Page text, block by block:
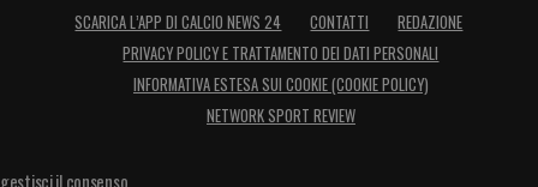
SCARICA L’APP DI CALCIO NEWS 24 CONTATTI
REDAZIONE
PRIVACY POLICY E TRATTAMENTO DEI DATI PERSONALI
INFORMATIVA ESTESA SUI COOKIE (COOKIE POLICY)
NETWORK SPORT REVIEW
gestisci il consenso